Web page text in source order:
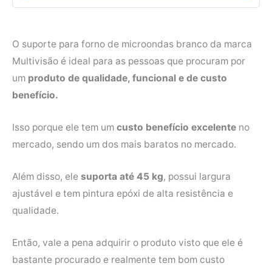
O suporte para forno de microondas branco da marca
Multivisão é ideal para as pessoas que procuram por
um produto de qualidade, funcional e de custo
benefício.
Isso porque ele tem um custo benefício excelente no
mercado, sendo um dos mais baratos no mercado.
Além disso, ele suporta até 45 kg, possui largura
ajustável e tem pintura epóxi de alta resistência e
qualidade.
Então, vale a pena adquirir o produto visto que ele é
bastante procurado e realmente tem bom custo